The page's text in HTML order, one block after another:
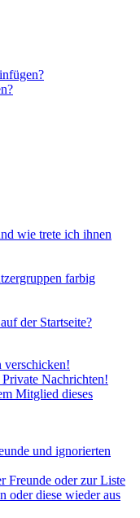
wie trete ich ihnen
farbig
der Startseite?
verschicken!
Nachrichten!
Mitglied dieses
und ignorierten
Freunde oder zur Liste
oder diese wieder aus